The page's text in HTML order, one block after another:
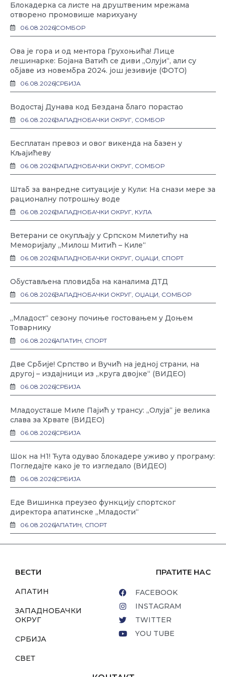
Блокадерка са листе на друштвеним мрежама
отворено промовише марихуану
06.08.2026СОМБОР
Ова је гора и од ментора Грухоњића! Лице
лешинарке: Бојана Ватић се диви „Олуји“, али су
објаве из новембра 2024. још језивије (ФОТО)
06.08.2026СРБИЈА
Водостај Дунава код Бездана благо порастао
06.08.2026ЗАПАДНОБАЧКИ ОКРУГ, СОМБОР
Бесплатан превоз и овог викенда на базен у
Кљајићеву
06.08.2026ЗАПАДНОБАЧКИ ОКРУГ, СОМБОР
Штаб за ванредне ситуације у Кули: На снази мере за
рационалну потрошњу воде
06.08.2026ЗАПАДНОБАЧКИ ОКРУГ, КУЛА
Ветерани се окупљају у Српском Милетићу на
Меморијалу „Милош Митић – Киле“
06.08.2026ЗАПАДНОБАЧКИ ОКРУГ, ОЏАЦИ, СПОРТ
Обустављена пловидба на каналима ДТД
06.08.2026ЗАПАДНОБАЧКИ ОКРУГ, ОЏАЦИ, СОМБОР
„Младост“ сезону почиње гостовањем у Доњем
Товарнику
06.08.2026АПАТИН, СПОРТ
Две Србије! Српство и Вучић на једној страни, на
другој – издајници из „круга двојке“ (ВИДЕО)
06.08.2026СРБИЈА
Младоусташе Миле Пајић у трансу: „Олуја“ је велика
слава за Хрвате (ВИДЕО)
06.08.2026СРБИЈА
Шок на Н1! Ћута одувао блокадере уживо у програму:
Погледајте како је то изгледало (ВИДЕО)
06.08.2026СРБИЈА
Еде Вишинка преузео функцију спортског
директора апатинске „Младости“
06.08.2026АПАТИН, СПОРТ
ВЕСТИ
АПАТИН
ЗАПАДНОБАЧКИ
ОКРУГ
СРБИЈА
СВЕТ
ПРАТИТЕ НАС
FACEBOOK
INSTAGRAM
TWITTER
YOU TUBE